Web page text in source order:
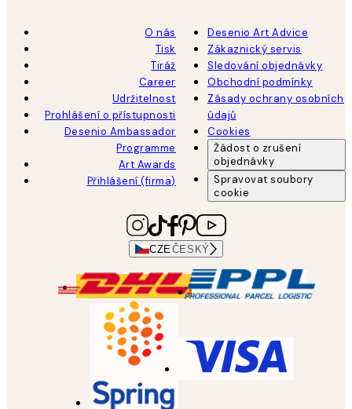
O nás
Tisk
Tiráž
Career
Udržitelnost
Prohlášení o přístupnosti
Desenio Ambassador
Programme
Art Awards
Přihlášení (firma)
Desenio Art Advice
Zákaznický servis
Sledování objednávky
Obchodní podmínky
Zásady ochrany osobních
údajů
Cookies
Žádost o zrušení
objednávky
Spravovat soubory
cookie
CZE ČESKÝ